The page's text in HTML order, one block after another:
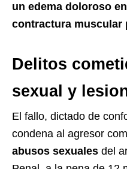
un edema doloroso
contractura muscular
Delitos
sexual y
El fallo, dictado de
condena al agresor
abusos sexuales del